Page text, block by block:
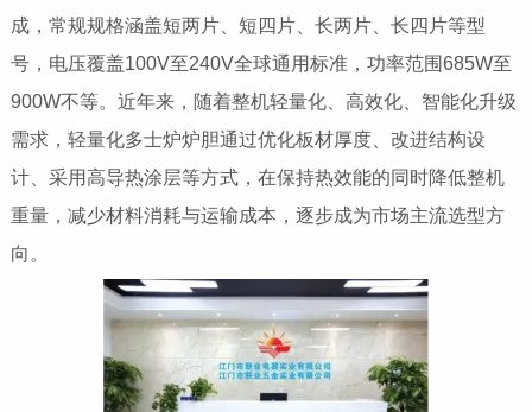
成，常规规格涵盖短两片、短四片、长两片、长四片等型
号，电压覆盖100V至240V全球通用标准，功率范围685W至
900W不等。近年来，随着整机轻量化、高效化、智能化升级
需求，轻量化多士炉炉胆通过优化板材厚度、改进结构设
计、采用高导热涂层等方式，在保持热效能的同时降低整机
重量，减少材料消耗与运输成本，逐步成为市场主流选型方
向。